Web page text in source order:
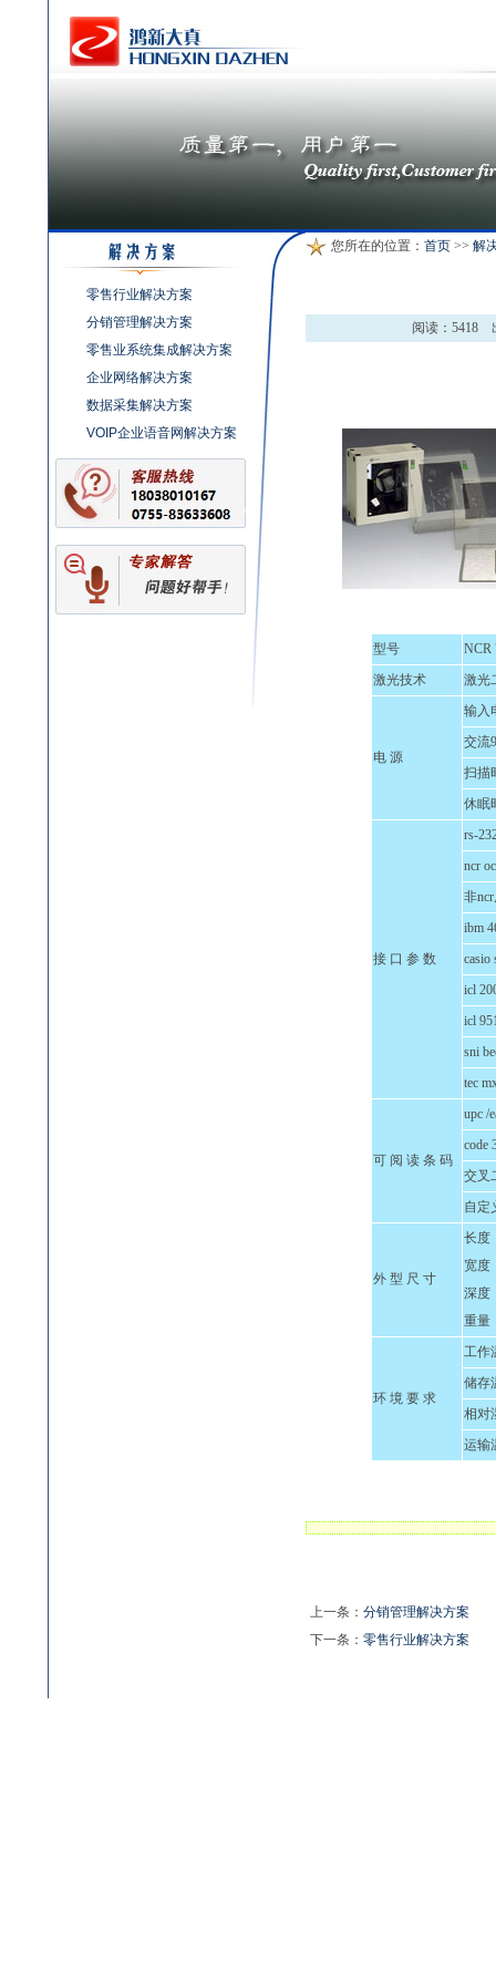
零售行业解决方案
分销管理解决方案
零售业系统集成解决方案
企业网络解决方案
数据采集解决方案
VOIP企业语音网解决方案
您所在的位置： 首页>> 解
阅读： 5418
型号
NCR
激光技术
激光
电 源
输入
交流
扫描
休眠
接 口 参 数
rs-
ncr
非
ibm
casio
icl
icl
sni
tec
可 阅 读 条 码
upc /
code
交叉
自定
外 型 尺 寸
长度
宽度
深度
重量
环 境 要 求
工作
储存
相对
运输
上一条： 分销管理解决方案
下一条： 零售行业解决方案